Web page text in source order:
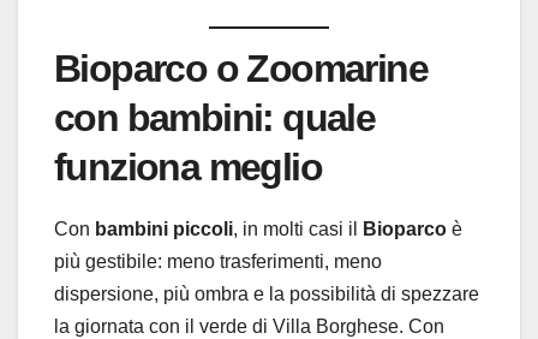
Bioparco o Zoomarine
con bambini: quale
funziona meglio
Con bambini piccoli, in molti casi il Bioparco è
più gestibile: meno trasferimenti, meno
dispersione, più ombra e la possibilità di spezzare
la giornata con il verde di Villa Borghese. Con